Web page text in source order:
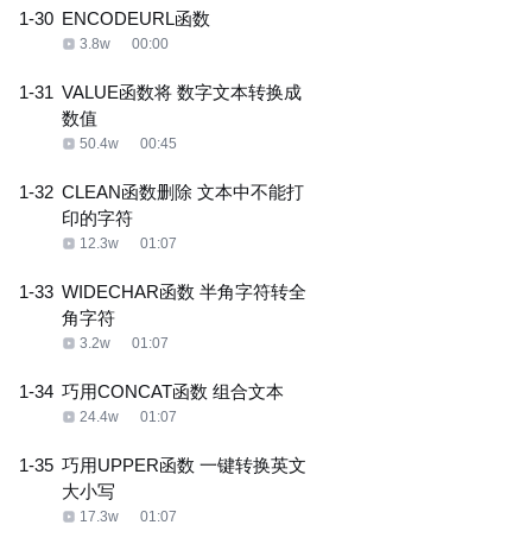
1-30 ENCODEURL函数
3.8w 00:00
1-31 VALUE函数将 数字文本转换成
数值
50.4w 00:45
1-32 CLEAN函数删除 文本中不能打
印的字符
12.3w 01:07
1-33 WIDECHAR函数 半角字符转全
角字符
3.2w 01:07
1-34 巧用CONCAT函数 组合文本
24.4w 01:07
1-35 巧用UPPER函数 一键转换英文
大小写
17.3w 01:07